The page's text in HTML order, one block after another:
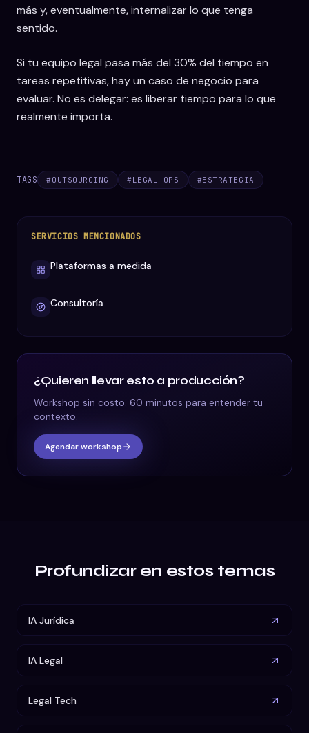
más y, eventualmente, internalizar lo que tenga
sentido.
Si tu equipo legal pasa más del 30% del tiempo en
tareas repetitivas, hay un caso de negocio para
evaluar. No es delegar: es liberar tiempo para lo que
realmente importa.
TAGS #OUTSOURCING #LEGAL-OPS #ESTRATEGIA
SERVICIOS MENCIONADOS
Plataformas a medida
Consultoría
¿Quieren llevar esto a producción?
Workshop sin costo. 60 minutos para entender tu
contexto.
Agendar workshop
Profundizar en estos temas
IA Jurídica
IA Legal
Legal Tech